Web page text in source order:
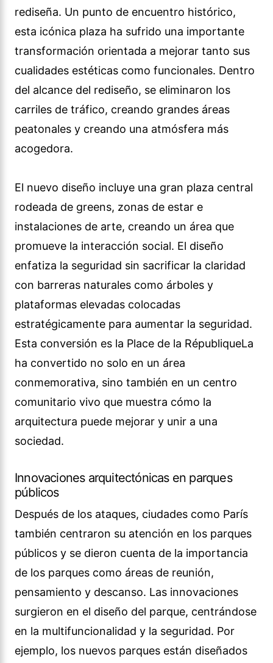
rediseña. Un punto de encuentro histórico,
esta icónica plaza ha sufrido una importante
transformación orientada a mejorar tanto sus
cualidades estéticas como funcionales. Dentro
del alcance del rediseño, se eliminaron los
carriles de tráfico, creando grandes áreas
peatonales y creando una atmósfera más
acogedora.
El nuevo diseño incluye una gran plaza central
rodeada de greens, zonas de estar e
instalaciones de arte, creando un área que
promueve la interacción social. El diseño
enfatiza la seguridad sin sacrificar la claridad
con barreras naturales como árboles y
plataformas elevadas colocadas
estratégicamente para aumentar la seguridad.
Esta conversión es la Place de la RépubliqueLa
ha convertido no solo en un área
conmemorativa, sino también en un centro
comunitario vivo que muestra cómo la
arquitectura puede mejorar y unir a una
sociedad.
Innovaciones arquitectónicas en parques
públicos
Después de los ataques, ciudades como París
también centraron su atención en los parques
públicos y se dieron cuenta de la importancia
de los parques como áreas de reunión,
pensamiento y descanso. Las innovaciones
surgieron en el diseño del parque, centrándose
en la multifuncionalidad y la seguridad. Por
ejemplo, los nuevos parques están diseñados